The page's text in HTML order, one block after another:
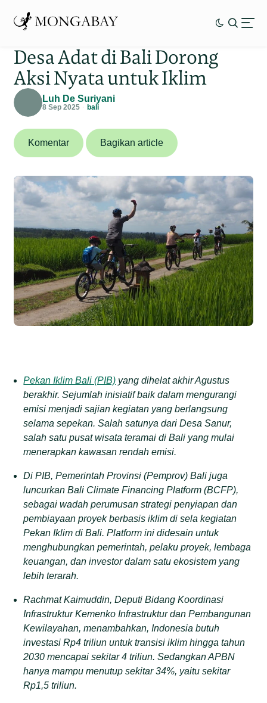
Desa Adat di Bali Dorong
Aksi Nyata untuk Iklim
Luh De Suriyani
8 Sep 2025 bali
Komentar Bagikan article
Pekan Iklim Bali (PIB) yang dihelat akhir Agustus
berakhir. Sejumlah inisiatif baik dalam mengurangi
emisi menjadi sajian kegiatan yang berlangsung
selama sepekan. Salah satunya dari Desa Sanur,
salah satu pusat wisata teramai di Bali yang mulai
menerapkan kawasan rendah emisi.
Di PIB, Pemerintah Provinsi (Pemprov) Bali juga
luncurkan Bali Climate Financing Platform (BCFP),
sebagai wadah perumusan strategi penyiapan dan
pembiayaan proyek berbasis iklim di sela kegiatan
Pekan Iklim di Bali. Platform ini didesain untuk
menghubungkan pemerintah, pelaku proyek, lembaga
keuangan, dan investor dalam satu ekosistem yang
lebih terarah.
Rachmat Kaimuddin, Deputi Bidang Koordinasi
Infrastruktur Kemenko Infrastruktur dan Pembangunan
Kewilayahan, menambahkan, Indonesia butuh
investasi Rp4 triliun untuk transisi iklim hingga tahun
2030 mencapai sekitar 4 triliun. Sedangkan APBN
hanya mampu menutup sekitar 34%, yaitu sekitar
Rp1,5 triliun.